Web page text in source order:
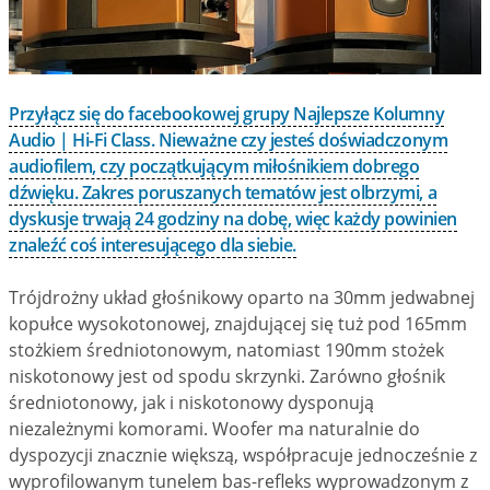
Przyłącz się do facebookowej grupy Najlepsze Kolumny
Audio | Hi-Fi Class. Nieważne czy jesteś doświadczonym
audiofilem, czy początkującym miłośnikiem dobrego
dźwięku. Zakres poruszanych tematów jest olbrzymi, a
dyskusje trwają 24 godziny na dobę, więc każdy powinien
znaleźć coś interesującego dla siebie.
Trójdrożny układ głośnikowy oparto na 30mm jedwabnej
kopułce wysokotonowej, znajdującej się tuż pod 165mm
stożkiem średniotonowym, natomiast 190mm stożek
niskotonowy jest od spodu skrzynki. Zarówno głośnik
średniotonowy, jak i niskotonowy dysponują
niezależnymi komorami. Woofer ma naturalnie do
dyspozycji znacznie większą, współpracuje jednocześnie z
wyprofilowanym tunelem bas-refleks wyprowadzonym z